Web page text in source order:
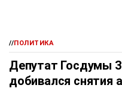
//ПОЛИТИКА
Депутат Госдумы
добивался снятия